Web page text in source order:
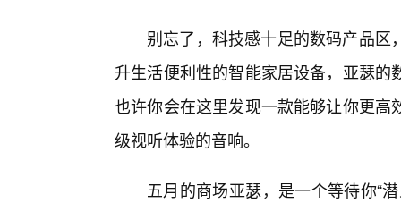
别忘了，科技感十足的数码产品
升生活便利性的智能家居设备，亚瑟
也许你会在这里发现一款能够让你更
级视听体验的音响。
五月的商场亚瑟，是一个等待你“